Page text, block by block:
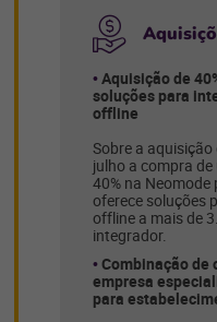
Aquisição de
soluções para
offline
Sobre a
julho a compra
40% na
oferece soluções
offline a mais de
integrador.
Combinação de
empresa
para